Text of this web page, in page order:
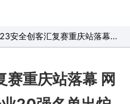
2023安全创客汇复赛重庆站落幕 网络安全创新创业企业20强名单出炉
重庆站落幕 网